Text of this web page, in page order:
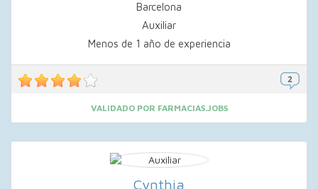
Barcelona
Auxiliar
Menos de 1 año de experiencia
VALIDADO POR FARMACIAS.JOBS
Cynthia